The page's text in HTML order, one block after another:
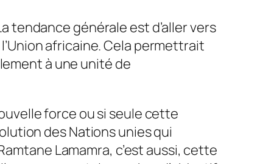
tendance générale est d’aller vers
africaine.Cela permettrait
à une unité de
force ou si seule cette
des Nations unies qui
Lamamra, c’est aussi, cette